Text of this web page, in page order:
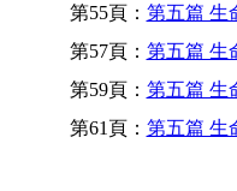
第55頁： 第五篇 生
第57頁： 第五篇 生
第59頁： 第五篇 生
第61頁： 第五篇 生